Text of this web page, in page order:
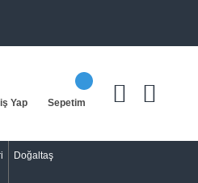
Yap Sepetim
Doğaltaş